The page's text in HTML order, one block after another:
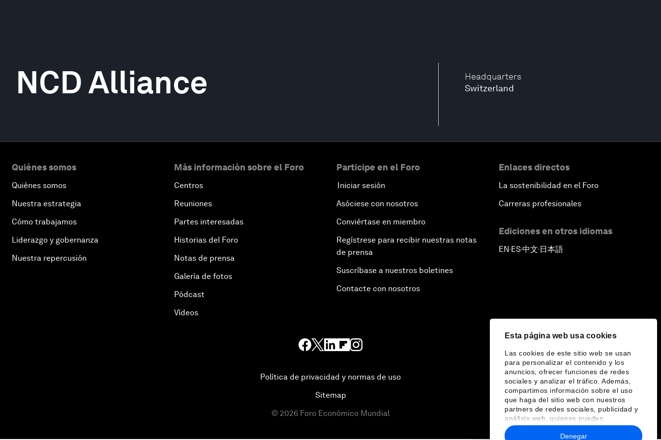
Esta página web usa cookies
Las cookies de este sitio web se usan
para personalizar el contenido y los
anuncios, ofrecer funciones de redes
sociales y analizar el tráfico. Además,
compartimos información sobre el uso
que haga del sitio web con nuestros
partners de redes sociales, publicidad y
análisis web, quienes pueden
combinarla con otra información que les
haya proporcionado o que hayan
Denegar
Headquarters
Switzerland
NCD Alliance
Quiénes somos
Quiénes somos
Nuestra estrategia
Cómo trabajamos
Liderazgo y gobernanza
Nuestra repercusión
Más información sobre el Foro
Centros
Reuniones
Partes interesadas
Historias del Foro
Notas de prensa
Galería de fotos
Pódcast
Vídeos
Participe en el Foro
Iniciar sesión
Asóciese con nosotros
Conviértase en miembro
Regístrese para recibir nuestras notas
de prensa
Suscríbase a nuestros boletines
Contacte con nosotros
Enlaces directos
La sostenibilidad en el Foro
Carreras profesionales
Ediciones en otros idiomas
EN▪ES▪中文▪ 日本語
Política de privacidad y normas de uso
Sitemap
© 2026 Foro Económico Mundial